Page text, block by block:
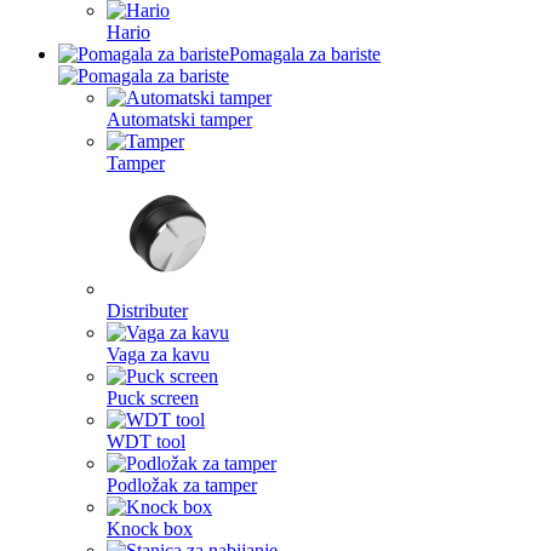
Hario
Pomagala za bariste
Automatski tamper
Tamper
Distributer
Vaga za kavu
Puck screen
WDT tool
Podložak za tamper
Knock box